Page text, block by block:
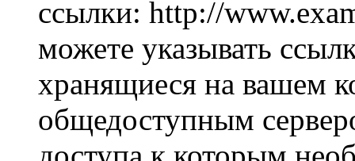
ссылки: http://
можете указывать
хранящиеся на вашем
общедоступным